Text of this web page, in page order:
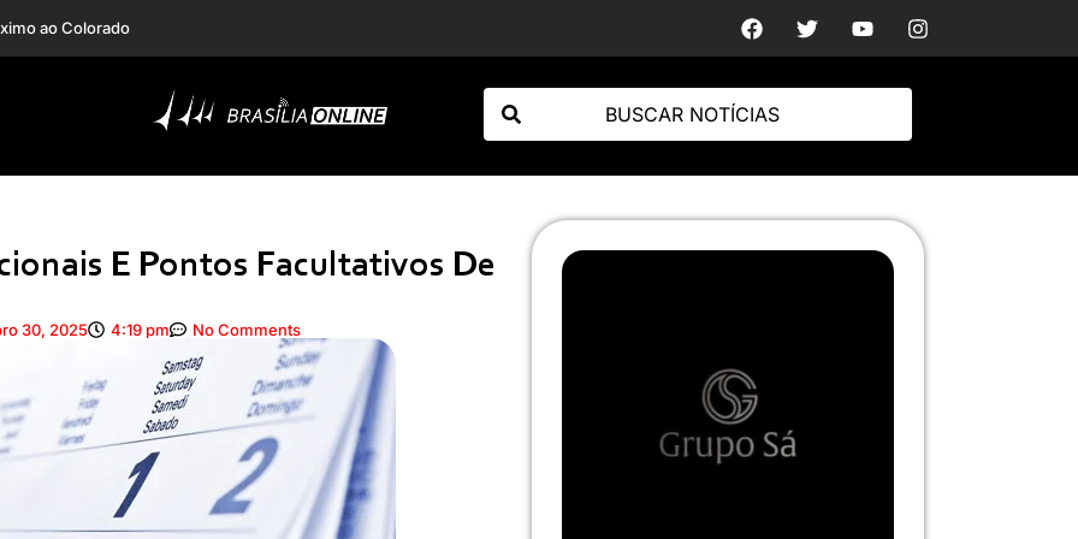
no Rio
E Pontos Facultativos De
30, 2025 4:19 pm No Comments